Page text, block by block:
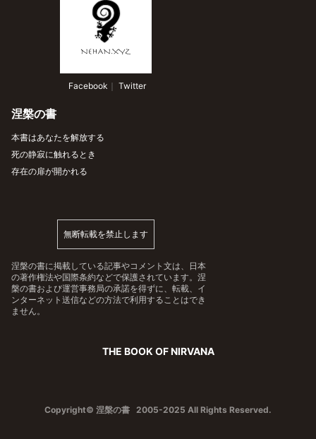
Facebook ｜ Twitter
涅槃の書
本書はあなたを解放する
死の静寂に触れるとき
存在の扉が開かれる
無断転載を禁止します
涅槃の書に掲載している記事やコメント文は、日本
の著作権法や国際条約などで保護されています。涅
槃の書および運営事務局の承諾を得ずに、転載、イ
ンターネット送信などの方法で利用することはでき
ません。
THE BOOK OF NIRVANA
Copyright© 涅槃の書 2005-2025 All Rights Reserved.